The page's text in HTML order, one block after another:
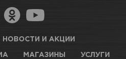
товара
НОВОСТИ И АКЦИИ
МАГАЗИНЫ УСЛУГИ